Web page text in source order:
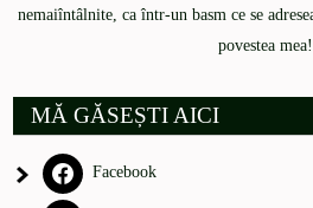
nemaiîntâlnite, ca într-un basm ce se
povestea mea!
MĂ GĂSEȘTI AICI
Facebook